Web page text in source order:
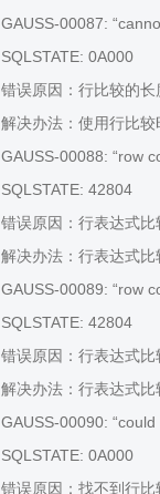
GAUSS-00087:
SQLSTATE: 0A000
错误原因：行比较的长
解决办法：使用行比较
GAUSS-00088: “row
SQLSTATE: 42804
错误原因：行表达式比
解决办法：行表达式比
GAUSS-00089: “row
SQLSTATE: 42804
错误原因：行表达式比
解决办法：行表达式比
GAUSS-00090:
SQLSTATE: 0A000
错误原因：找不到行比